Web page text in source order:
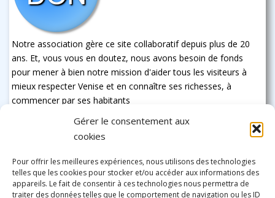
Gérer le consentement aux
cookies
Pour offrir les meilleures expériences, nous utilisons des technologies
telles que les cookies pour stocker et/ou accéder aux informations des
appareils. Le fait de consentir à ces technologies nous permettra de
traiter des données telles que le comportement de navigation ou les ID
Notre association gère ce site collaboratif depuis plus de 20
ans. Et, vous vous en doutez, nous avons besoin de fonds
pour mener à bien notre mission d'aider tous les visiteurs à
mieux respecter Venise et en connaître ses richesses, à
commencer par ses habitants